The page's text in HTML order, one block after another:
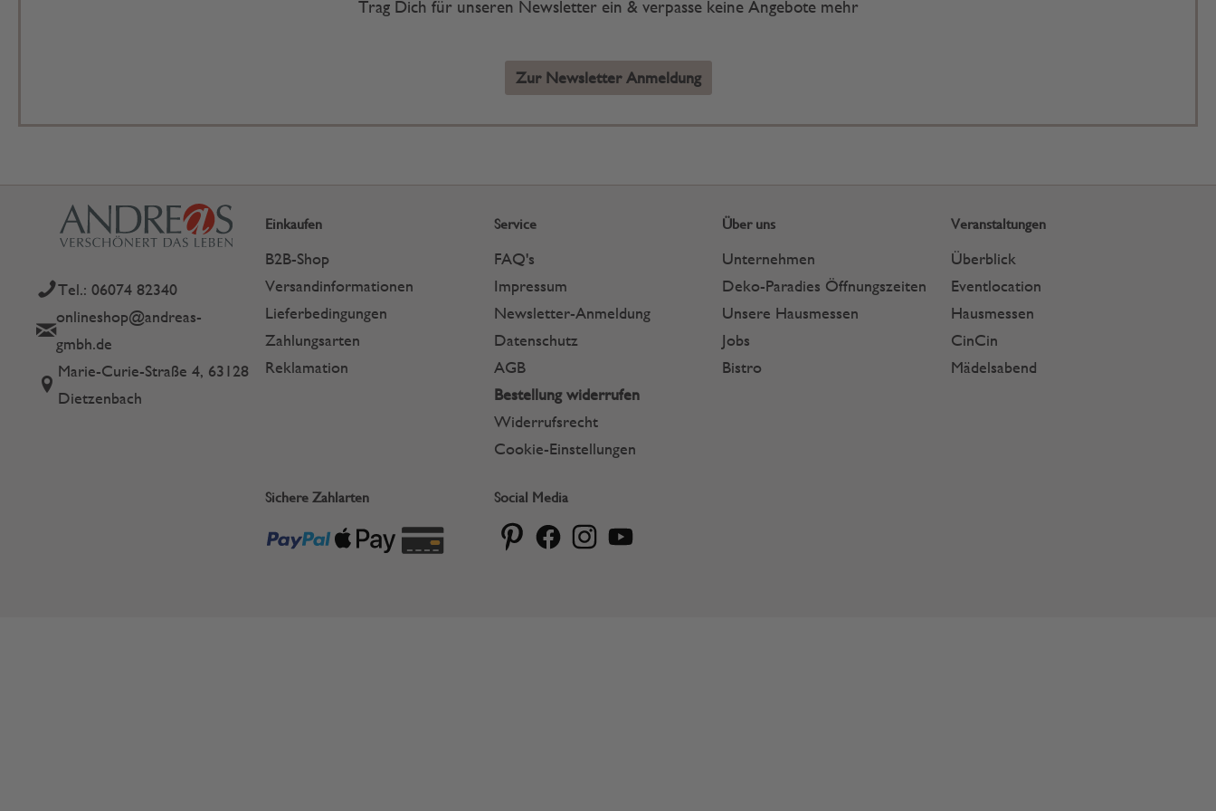
Trag Dich für unseren Newsletter ein & verpasse keine Angebote mehr
Zur Newsletter Anmeldung
Tel.: 06074 82340
onlineshop@andreas-
gmbh.de
Marie-Curie-Straße 4, 63128
Dietzenbach
Einkaufen
B2B-Shop
Versandinformationen
Lieferbedingungen
Zahlungsarten
Reklamation
Service
FAQ's
Impressum
Newsletter-Anmeldung
Datenschutz
AGB
Bestellung widerrufen
Widerrufsrecht
Cookie-Einstellungen
Über uns
Unternehmen
Deko-Paradies Öffnungszeiten
Unsere Hausmessen
Jobs
Bistro
Veranstaltungen
Überblick
Eventlocation
Hausmessen
CinCin
Mädelsabend
Sichere Zahlarten Social Media